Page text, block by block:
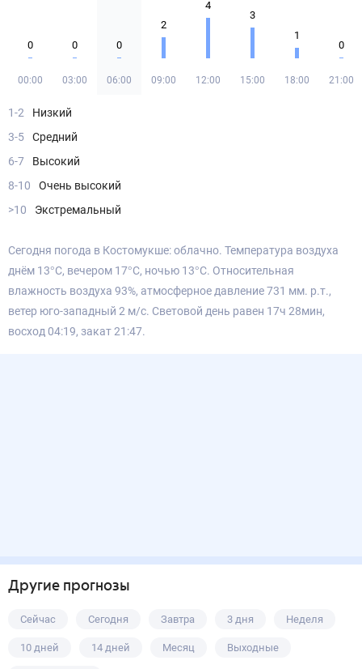
0
00:00
0
03:00
0
06:00
2
09:00
4
12:00
3
15:00
1
18:00
0
21:00
1-2
Низкий
3-5
Средний
6-7
Высокий
8-10
Очень высокий
>10
Экстремальный
Сегодня погода в Костомукше: облачно. Температура воздуха
днём 13°С, вечером 17°С, ночью 13°С. Относительная
влажность воздуха 93%, атмосферное давление 731 мм. р.т.,
ветер юго-западный 2 м/с. Световой день равен 17ч 28мин,
восход 04:19, закат 21:47.
Другие прогнозы
Сейчас Сегодня Завтра 3 дня Неделя
10 дней 14 дней Месяц Выходные